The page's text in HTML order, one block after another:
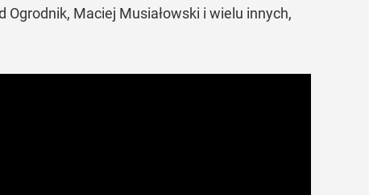
Ogrodnik, Maciej Musiałowski i wielu innych,